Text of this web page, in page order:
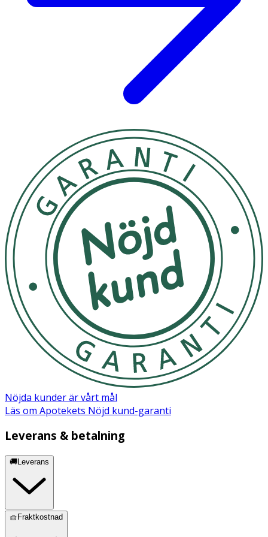
Nöjda kunder är vårt mål
Läs om Apotekets Nöjd kund-garanti
Leverans & betalning
🚚Leverans
🧺Fraktkostnad